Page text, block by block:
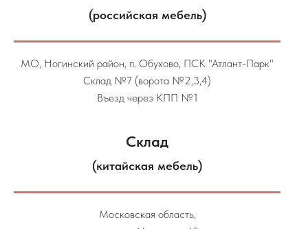
(российская мебель)
МО, Ногинский район, п. Обухово, ПСК "Атлант-Парк"
Склад №7 (ворота №2,3,4)
Въезд через КПП №1
Склад
(китайская мебель)
Московская область,